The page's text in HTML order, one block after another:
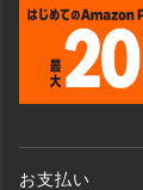
お支払い